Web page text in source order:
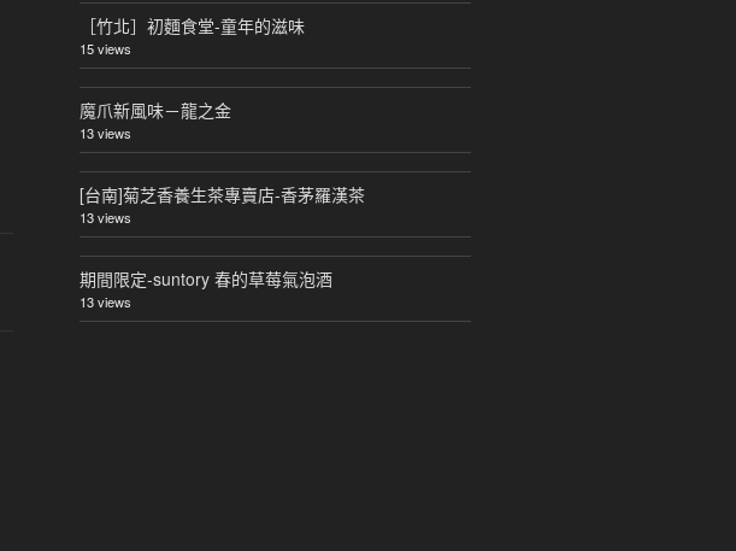
［竹北］初麵食堂-童年的滋味
15 views
魔爪新風味－龍之金
13 views
[台南]菊芝香養生茶專賣店-香茅羅漢茶
13 views
期間限定-suntory 春的草莓氣泡酒
13 views